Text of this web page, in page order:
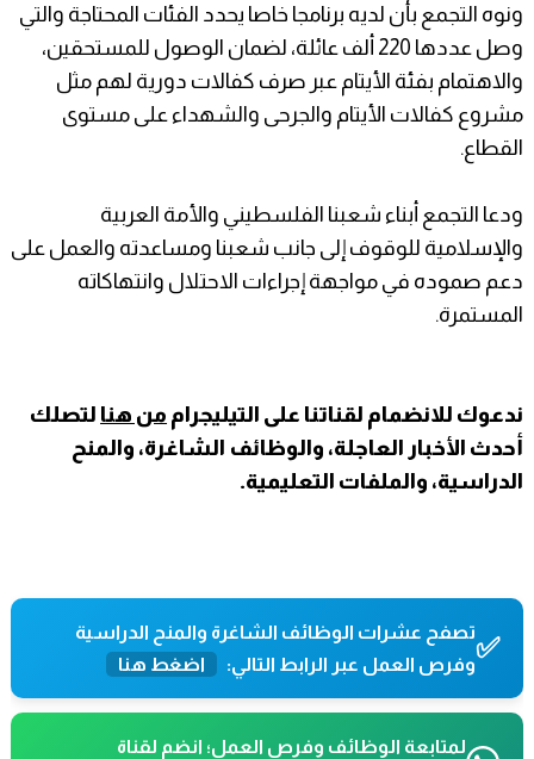
ونوه التجمع بأن لديه برنامجا خاصا يحدد الفئات المحتاجة والتي
وصل عددها 220 ألف عائلة، لضمان الوصول للمستحقين،
والاهتمام بفئة الأيتام عبر صرف كفالات دورية لهم مثل
مشروع كفالات الأيتام والجرحى والشهداء على مستوى
القطاع.
ودعا التجمع أبناء شعبنا الفلسطيني والأمة العربية
والإسلامية للوقوف إلى جانب شعبنا ومساعدته والعمل على
دعم صموده في مواجهة إجراءات الاحتلال وانتهاكاته
المستمرة.
ندعوك للانضمام لقناتنا على التيليجرام من هنا لتصلك
أحدث الأخبار العاجلة، والوظائف الشاغرة، والمنح
الدراسية، والملفات التعليمية.
✅تصفح عشرات الوظائف الشاغرة والمنح الدراسية
وفرص العمل عبر الرابط التالي:
اضغط هنا
لمتابعة الوظائف وفرص العمل؛ انضم لقناة